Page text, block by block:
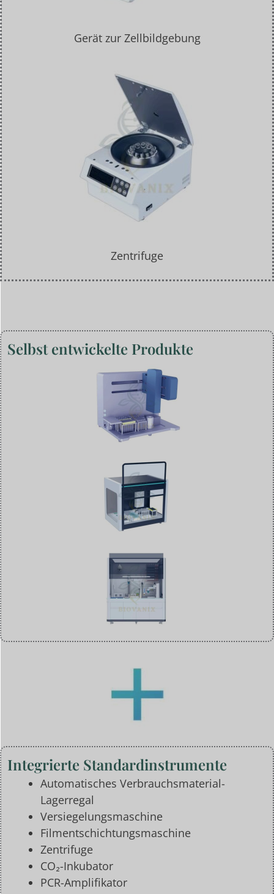
Gerät zur Zellbildgebung
Zentrifuge
Selbst entwickelte Produkte
Integrierte Standardinstrumente
Automatisches Verbrauchsmaterial-
Lagerregal
Versiegelungsmaschine
Filmentschichtungsmaschine
Zentrifuge
CO₂-Inkubator
PCR-Amplifikator